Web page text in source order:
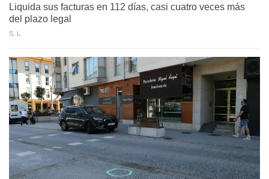
Liquida sus facturas en 112 días, casi cuatro veces más
del plazo legal
S. L.